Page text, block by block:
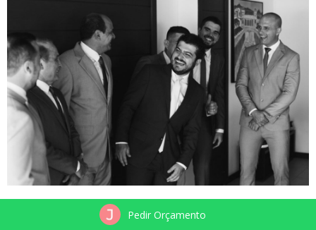
Pedir Orçamento